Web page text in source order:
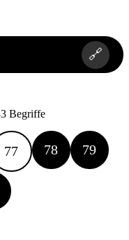
🔗
Begriffe
77 78 79